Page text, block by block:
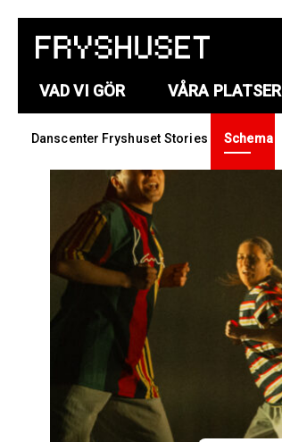
VAD VI GÖR VÅRA PLATSER
Danscenter Fryshuset Stories Schema